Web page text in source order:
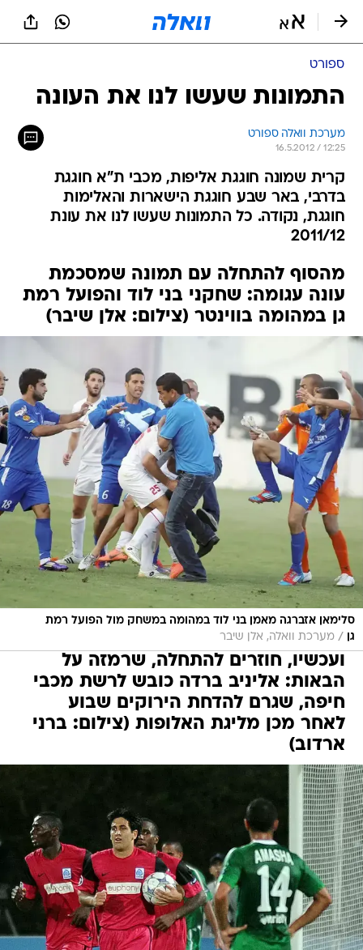
ספורט
התמונות שעשו לנו את העונה
מערכת וואלה ספורט
16.5.2012 / 12:25
קרית שמונה חוגגת אליפות, מכבי ת"א חוגגת
בדרבי, באר שבע חוגגת הישארות והאלימות
חוגגת, נקודה. כל התמונות שעשו לנו את עונת
2011/12
מהסוף להתחלה עם תמונה שמסכמת
עונה עגומה: שחקני בני לוד והפועל רמת
גן במהומה בווינטר (צילום: אלן שיבר)
סלימאן אזברגה מאמן בני לוד במהומה במשחק מול הפועל רמת
גן
/ מערכת וואלה, אלן שיבר
ועכשיו, חוזרים להתחלה, שרמזה על
הבאות: אליניב ברדה כובש לרשת מכבי
חיפה, שגרם להדחת הירוקים שבוע
לאחר מכן מליגת האלופות (צילום: ברני
ארדוב)